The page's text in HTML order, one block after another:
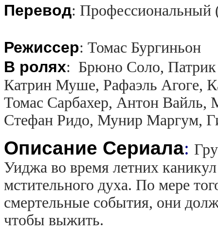
Перевод: Профессиональный
Режиссер: Томас Бургиньон
В ролях: Брюно Соло,
Катрин Муше, Рафаэль Агоге,
Томас Сарбахер, Антон
Стефан Ридо, Мунир Маргум,
Описание Сериала:
Уиджа во время летних
мстительного духа. По мере
смертельные события, они
чтобы выжить.